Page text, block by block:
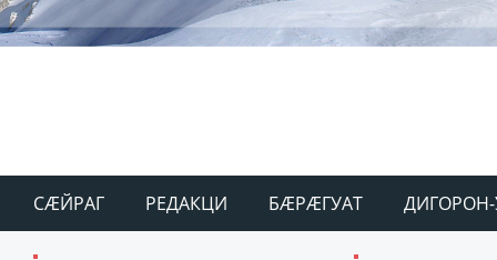
СÆЙРАГ РЕДАКЦИ БÆРÆГУАТ ДИГОРОН-